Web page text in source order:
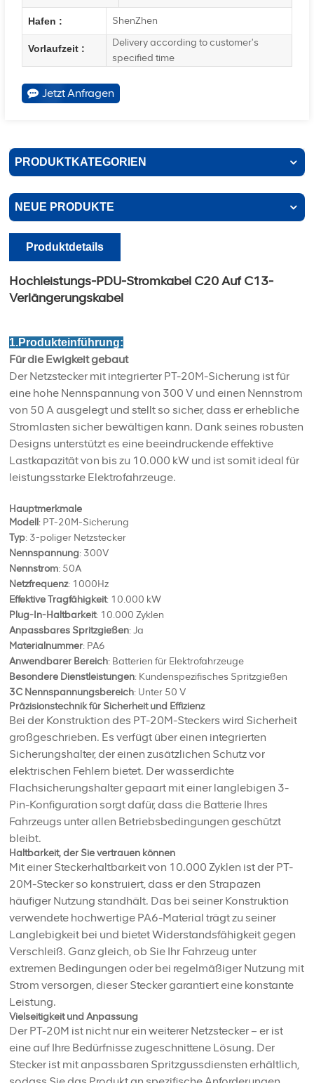
Hafen : ShenZhen
Vorlaufzeit :
Delivery according to customer's
specified time
Jetzt Anfragen
PRODUKTKATEGORIEN
NEUE PRODUKTE
Produktdetails
Hochleistungs-PDU-Stromkabel C20 Auf C13-
Verlängerungskabel
1.Produkteinführung:
Für die Ewigkeit gebaut
Der Netzstecker mit integrierter PT-20M-Sicherung ist für
eine hohe Nennspannung von 300 V und einen Nennstrom
von 50 A ausgelegt und stellt so sicher, dass er erhebliche
Stromlasten sicher bewältigen kann. Dank seines robusten
Designs unterstützt es eine beeindruckende effektive
Lastkapazität von bis zu 10.000 kW und ist somit ideal für
leistungsstarke Elektrofahrzeuge.
Hauptmerkmale
Modell: PT-20M-Sicherung
Typ: 3-poliger Netzstecker
Nennspannung: 300V
Nennstrom: 50A
Netzfrequenz: 1000Hz
Effektive Tragfähigkeit: 10.000 kW
Plug-In-Haltbarkeit: 10.000 Zyklen
Anpassbares Spritzgießen: Ja
Materialnummer: PA6
Anwendbarer Bereich: Batterien für Elektrofahrzeuge
Besondere Dienstleistungen: Kundenspezifisches Spritzgießen
3C Nennspannungsbereich: Unter 50 V
Präzisionstechnik für Sicherheit und Effizienz
Bei der Konstruktion des PT-20M-Steckers wird Sicherheit
großgeschrieben. Es verfügt über einen integrierten
Sicherungshalter, der einen zusätzlichen Schutz vor
elektrischen Fehlern bietet. Der wasserdichte
Flachsicherungshalter gepaart mit einer langlebigen 3-
Pin-Konfiguration sorgt dafür, dass die Batterie Ihres
Fahrzeugs unter allen Betriebsbedingungen geschützt
bleibt.
Haltbarkeit, der Sie vertrauen können
Mit einer Steckerhaltbarkeit von 10.000 Zyklen ist der PT-
20M-Stecker so konstruiert, dass er den Strapazen
häufiger Nutzung standhält. Das bei seiner Konstruktion
verwendete hochwertige PA6-Material trägt zu seiner
Langlebigkeit bei und bietet Widerstandsfähigkeit gegen
Verschleiß. Ganz gleich, ob Sie Ihr Fahrzeug unter
extremen Bedingungen oder bei regelmäßiger Nutzung mit
Strom versorgen, dieser Stecker garantiert eine konstante
Leistung.
Vielseitigkeit und Anpassung
Der PT-20M ist nicht nur ein weiterer Netzstecker – er ist
eine auf Ihre Bedürfnisse zugeschnittene Lösung. Der
Stecker ist mit anpassbaren Spritzgussdiensten erhältlich,